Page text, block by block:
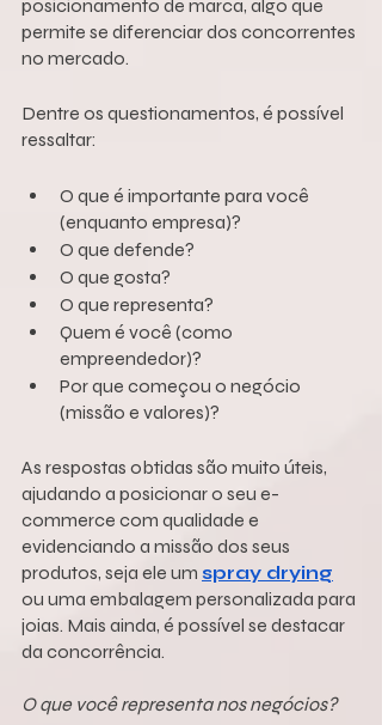
posicionamento de marca, algo que
permite se diferenciar dos concorrentes
no mercado.
Dentre os questionamentos, é possível
ressaltar:
O que é importante para você
(enquanto empresa)?
O que defende?
O que gosta?
O que representa?
Quem é você (como
empreendedor)?
Por que começou o negócio
(missão e valores)?
As respostas obtidas são muito úteis,
ajudando a posicionar o seu e-
commerce com qualidade e
evidenciando a missão dos seus
produtos, seja ele um spray drying
ou uma embalagem personalizada para
joias. Mais ainda, é possível se destacar
da concorrência.
O que você representa nos negócios?